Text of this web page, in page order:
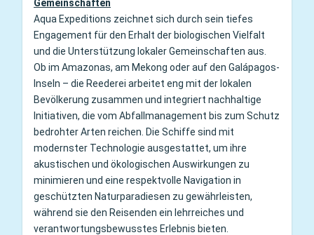
Gemeinschaften
Aqua Expeditions zeichnet sich durch sein tiefes
Engagement für den Erhalt der biologischen Vielfalt
und die Unterstützung lokaler Gemeinschaften aus.
Ob im Amazonas, am Mekong oder auf den Galápagos-
Inseln – die Reederei arbeitet eng mit der lokalen
Bevölkerung zusammen und integriert nachhaltige
Initiativen, die vom Abfallmanagement bis zum Schutz
bedrohter Arten reichen. Die Schiffe sind mit
modernster Technologie ausgestattet, um ihre
akustischen und ökologischen Auswirkungen zu
minimieren und eine respektvolle Navigation in
geschützten Naturparadiesen zu gewährleisten,
während sie den Reisenden ein lehrreiches und
verantwortungsbewusstes Erlebnis bieten.